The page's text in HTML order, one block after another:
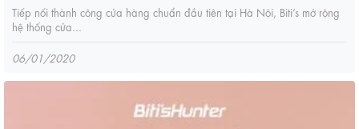
Tiếp nối thành công cửa hàng chuẩn đầu tiên tại Hà Nội, Biti’s mở rộng
hệ thống cửa...
06/01/2020